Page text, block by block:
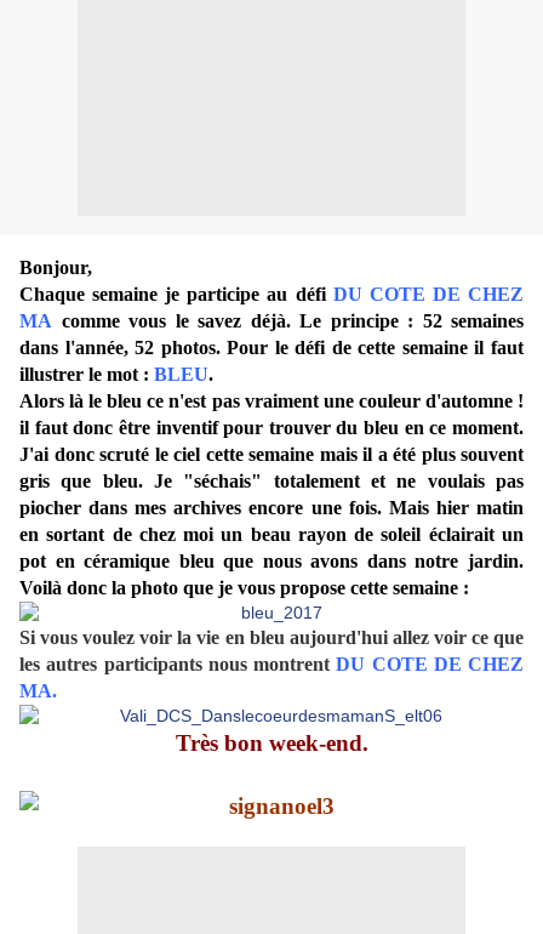
Bonjour,
Chaque semaine je participe au défi DU COTE DE CHEZ
MA comme vous le savez déjà. Le principe : 52 semaines
dans l'année, 52 photos. Pour le défi de cette semaine il faut
illustrer le mot : BLEU.
Alors là le bleu ce n'est pas vraiment une couleur d'automne !
il faut donc être inventif pour trouver du bleu en ce moment.
J'ai donc scruté le ciel cette semaine mais il a été plus souvent
gris que bleu. Je "séchais" totalement et ne voulais pas
piocher dans mes archives encore une fois. Mais hier matin
en sortant de chez moi un beau rayon de soleil éclairait un
pot en céramique bleu que nous avons dans notre jardin.
Voilà donc la photo que je vous propose cette semaine :
Si vous voulez voir la vie en bleu aujourd'hui allez voir ce que
les autres participants nous montrentDU COTE DE CHEZ
MA.
Très bon week-end.